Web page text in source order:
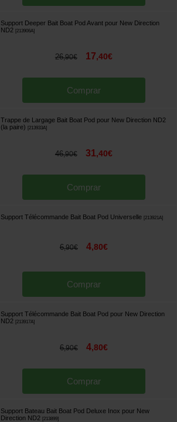
Support Deeper Bait Boat Pod Avant pour New Direction
ND2
213906A]
26,90€ 17,40€
Comprar
Trappe de Largage Bait Boat Pod pour New Direction ND2
(la paire)
213933A]
46,90€ 31,40€
Comprar
Support Télécommande Bait Boat Pod Universelle 213921A]
6,90€ 4,80€
Comprar
Support Télécommande Bait Boat Pod pour New Direction
ND2
213917A]
6,90€ 4,80€
Comprar
Support Bateau Bait Boat Pod Deluxe Inox pour New
Direction ND2
213899]